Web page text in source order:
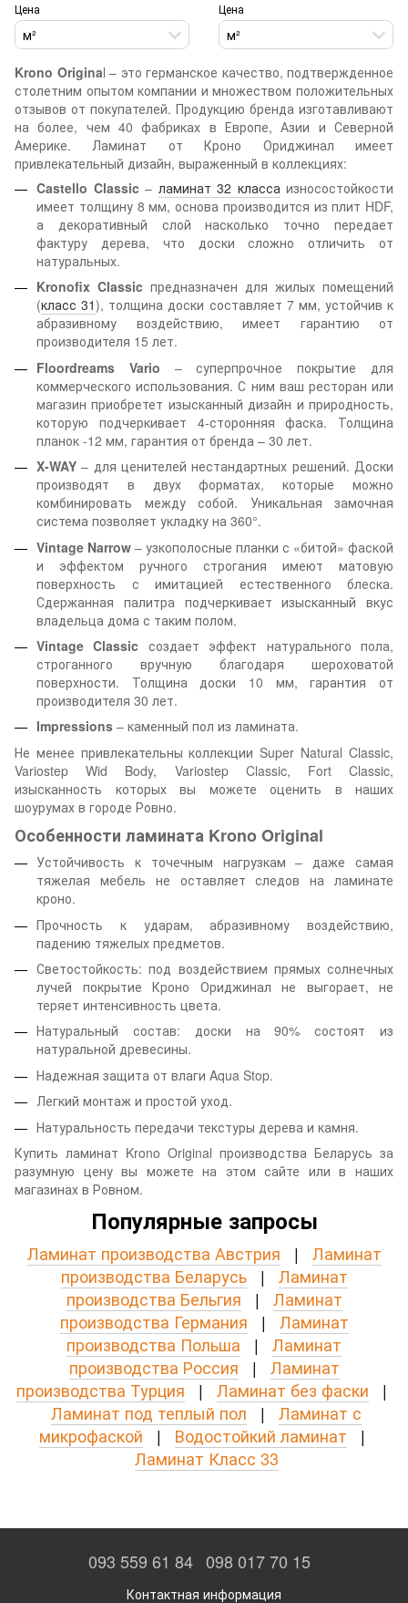
Цена
м²
Цена
м²
Krono Original – это германское качество, подтвержденное
столетним опытом компании и множеством положительных
отзывов от покупателей. Продукцию бренда изготавливают
на более, чем 40 фабриках в Европе, Азии и Северной
Америке. Ламинат от Кроно Ориджинал имеет
привлекательный дизайн, выраженный в коллекциях:
Castello Classic– ламинат 32 классаизносостойкости
имеет толщину 8 мм, основа производится из плит HDF,
а декоративный слой насколько точно передает
фактуру дерева, что доски сложно отличить от
натуральных.
Kronofix Classic предназначен для жилых помещений
(класс 31), толщина доски составляет 7 мм, устойчив к
абразивному воздействию, имеет гарантию от
производителя 15 лет.
Floordreams Vario – суперпрочное покрытие для
коммерческого использования. С ним ваш ресторан или
магазин приобретет изысканный дизайн и природность,
которую подчеркивает 4-сторонняя фаска. Толщина
планок -12 мм, гарантия от бренда – 30 лет.
X-WAY – для ценителей нестандартных решений. Доски
производят в двух форматах, которые можно
комбинировать между собой. Уникальная замочная
система позволяет укладку на 360°.
Vintage Narrow – узкополосные планки с «битой» фаской
и эффектом ручного строгания имеют матовую
поверхность с имитацией естественного блеска.
Сдержанная палитра подчеркивает изысканный вкус
владельца дома с таким полом.
Vintage Classic создает эффект натурального пола,
строганного вручную благодаря шероховатой
поверхности. Толщина доски 10 мм, гарантия от
производителя 30 лет.
Impressions – каменный пол из ламината.
Не менее привлекательны коллекции Super Natural Classic,
Variostep Wid Body, Variostep Classic, Fort Classic,
изысканность которых вы можете оценить в наших
шоурумах в городе Ровно.
Особенности ламината Krono Original
Устойчивость к точечным нагрузкам – даже самая
тяжелая мебель не оставляет следов на ламинате
кроно.
Прочность к ударам, абразивному воздействию,
падению тяжелых предметов.
Светостойкость: под воздействием прямых солнечных
лучей покрытие Кроно Ориджинал не выгорает, не
теряет интенсивность цвета.
Натуральный состав: доски на 90% состоят из
натуральной древесины.
Надежная защита от влаги Aqua Stop.
Легкий монтаж и простой уход.
Натуральность передачи текстуры дерева и камня.
Купить ламинат Krono Original производства Беларусь за
разумную цену вы можете на этом сайте или в наших
магазинах в Ровном.
Популярные запросы
Ламинат производства Австрия | Ламинат
производства Беларусь| Ламинат
производства Бельгия | Ламинат
производства Германия | Ламинат
производства Польша | Ламинат
производства Россия | Ламинат
производства Турция | Ламинат без фаски |
Ламинат под теплый пол | Ламинат с
микрофаской | Водостойкий ламинат |
Ламинат Класс 33
093 559 61 84 098 017 70 15
Контактная информация